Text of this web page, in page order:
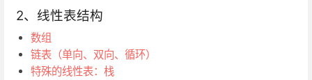
2、线性表结构
数组
链表（单向、双向、循环）
特殊的线性表：栈